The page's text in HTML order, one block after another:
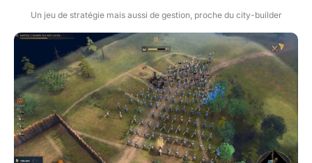
Un jeu de stratégie mais aussi de gestion, proche du city-builder